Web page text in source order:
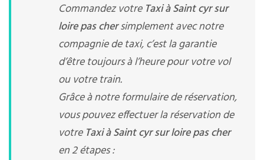
Commandez votre Taxi à Saint cyr sur
loire pas chersimplement avec notre
compagnie de taxi, c’est la garantie
d’être toujours à l’heure pour votre vol
ou votre train.
Grâce à notre formulaire de réservation,
vous pouvez effectuer la réservation de
votre Taxi à Saint cyr sur loire pas cher
en 2 étapes :